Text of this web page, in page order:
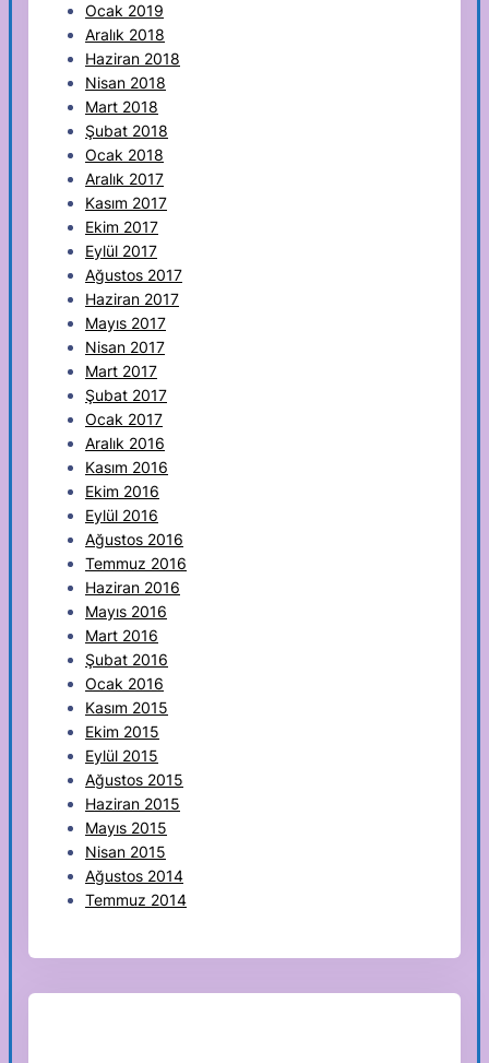
Ocak 2019
Aralık 2018
Haziran 2018
Nisan 2018
Mart 2018
Şubat 2018
Ocak 2018
Aralık 2017
Kasım 2017
Ekim 2017
Eylül 2017
Ağustos 2017
Haziran 2017
Mayıs 2017
Nisan 2017
Mart 2017
Şubat 2017
Ocak 2017
Aralık 2016
Kasım 2016
Ekim 2016
Eylül 2016
Ağustos 2016
Temmuz 2016
Haziran 2016
Mayıs 2016
Mart 2016
Şubat 2016
Ocak 2016
Kasım 2015
Ekim 2015
Eylül 2015
Ağustos 2015
Haziran 2015
Mayıs 2015
Nisan 2015
Ağustos 2014
Temmuz 2014